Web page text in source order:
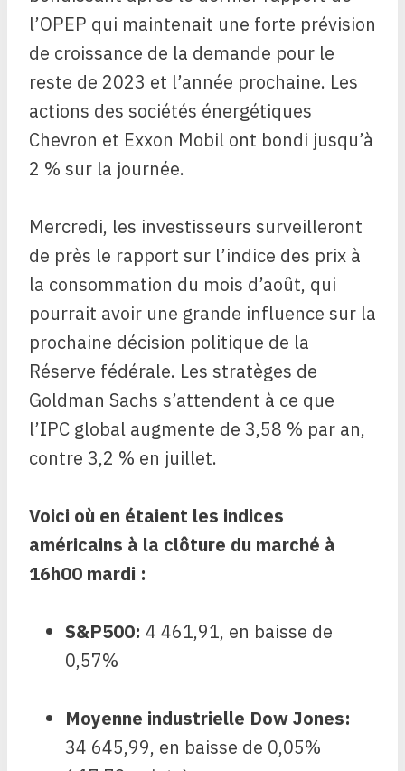
l’OPEP qui maintenait une forte prévision
de croissance de la demande pour le
reste de 2023 et l’année prochaine. Les
actions des sociétés énergétiques
Chevron et Exxon Mobil ont bondi jusqu’à
2 % sur la journée.
Mercredi, les investisseurs surveilleront
de près le rapport sur l’indice des prix à
la consommation du mois d’août, qui
pourrait avoir une grande influence sur la
prochaine décision politique de la
Réserve fédérale. Les stratèges de
Goldman Sachs s’attendent à ce que
l’IPC global augmente de 3,58 % par an,
contre 3,2 % en juillet.
Voici où en étaient les indices
américains à la clôture du marché à
16h00 mardi :
S&P500: 4 461,91, en baisse de
0,57%
Moyenne industrielle Dow Jones:
34 645,99, en baisse de 0,05%